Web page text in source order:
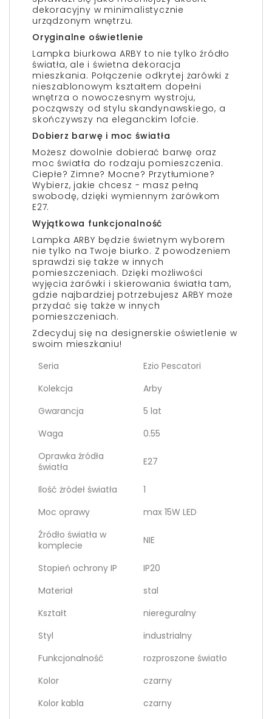
dekoracyjny w minimalistycznie
urządzonym wnętrzu.
Oryginalne oświetlenie
Lampka biurkowa ARBY to nie tylko źródło
światła, ale i świetna dekoracja
mieszkania. Połączenie odkrytej żarówki z
nieszablonowym kształtem dopełni
wnętrza o nowoczesnym wystroju,
począwszy od stylu skandynawskiego, a
skończywszy na eleganckim lofcie.
Dobierz barwę i moc światła
Możesz dowolnie dobierać barwę oraz
moc światła do rodzaju pomieszczenia.
Ciepłe? Zimne? Mocne? Przytłumione?
Wybierz, jakie chcesz - masz pełną
swobodę, dzięki wymiennym żarówkom
E27.
Wyjątkowa funkcjonalność
Lampka ARBY będzie świetnym wyborem
nie tylko na Twoje biurko. Z powodzeniem
sprawdzi się także w innych
pomieszczeniach. Dzięki możliwości
wyjęcia żarówki i skierowania światła tam,
gdzie najbardziej potrzebujesz ARBY może
przydać się także w innych
pomieszczeniach.
Zdecyduj się na designerskie oświetlenie w
swoim mieszkaniu!
Seria
Ezio Pescatori
Kolekcja
Arby
Gwarancja
5 lat
Waga
0.55
Oprawka źródła
światła
E27
Ilość żródeł światła
1
Moc oprawy
max 15W LED
Źródło światła w
komplecie
NIE
Stopień ochrony IP
IP20
Materiał
stal
Kształt
niereguralny
Styl
industrialny
Funkcjonalność
rozproszone światło
Kolor
czarny
Kolor kabla
czarny